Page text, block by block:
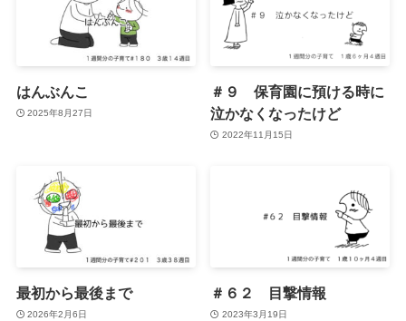
はんぶんこ
2025年8月27日
＃９ 保育園に預ける時に
泣かなくなったけど
2022年11月15日
最初から最後まで
2026年2月6日
＃６２ 目撃情報
2023年3月19日